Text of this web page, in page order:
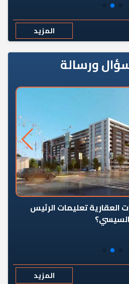
المزيد
ورسالة
العقارية تعليمات الرئيس
السيسي؟
المزيد